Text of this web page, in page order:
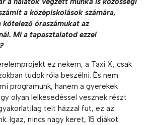
a középiskolások számára,
óraszámukat az
Mi a tapasztalatod ezzel
ez nekem, a Taxi X, csak
tudok róla beszélni. És nem
programunk, hanem a gyerekek
olyan lelkesedéssel vesznek részt
telt házzal fut, ez az
Igaz, nincs nagy keret, 15 diákot